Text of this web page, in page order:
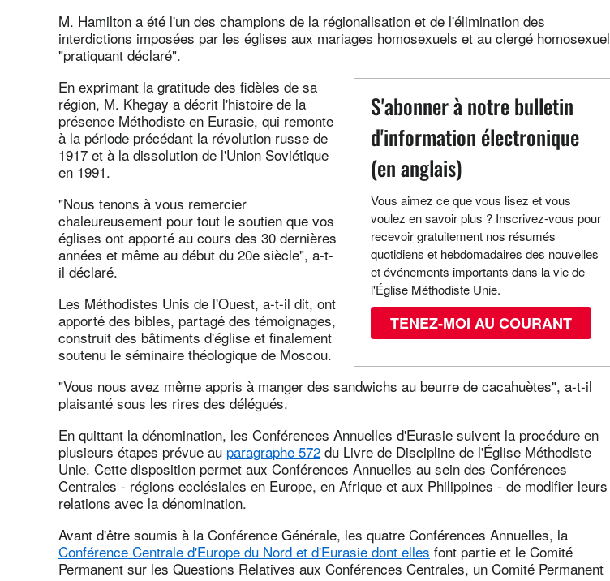
M. Hamilton a été l'un des champions de la régionalisation et de l'élimination des
interdictions imposées par les églises aux mariages homosexuels et au clergé homosexuel
"pratiquant déclaré".
S'abonner à notre bulletin
d'information électronique
(en anglais)
Vous aimez ce que vous lisez et vous
voulez en savoir plus ? Inscrivez-vous pour
recevoir gratuitement nos résumés
quotidiens et hebdomadaires des nouvelles
et événements importants dans la vie de
l'Église Méthodiste Unie.
TENEZ-MOI AU COURANT
En exprimant la gratitude des fidèles de sa
région, M. Khegay a décrit l'histoire de la
présence Méthodiste en Eurasie, qui remonte
à la période précédant la révolution russe de
1917 et à la dissolution de l'Union Soviétique
en 1991.
"Nous tenons à vous remercier
chaleureusement pour tout le soutien que vos
églises ont apporté au cours des 30 dernières
années et même au début du 20e siècle", a-t-
il déclaré.
Les Méthodistes Unis de l'Ouest, a-t-il dit, ont
apporté des bibles, partagé des témoignages,
construit des bâtiments d'église et finalement
soutenu le séminaire théologique de Moscou.
"Vous nous avez même appris à manger des sandwichs au beurre de cacahuètes", a-t-il
plaisanté sous les rires des délégués.
En quittant la dénomination, les Conférences Annuelles d'Eurasie suivent la procédure en
plusieurs étapes prévue au paragraphe 572 du Livre de Discipline de l'Église Méthodiste
Unie. Cette disposition permet aux Conférences Annuelles au sein des Conférences
Centrales - régions ecclésiales en Europe, en Afrique et aux Philippines - de modifier leurs
relations avec la dénomination.
Avant d'être soumis à la Conférence Générale, les quatre Conférences Annuelles, la
Conférence Centrale d'Europe du Nord et d'Eurasie dont elles font partie et le Comité
Permanent sur les Questions Relatives aux Conférences Centrales, un Comité Permanent